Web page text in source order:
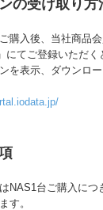
の受け取り方
購入後、当社商品
にてご登録いただ
を表示、ダウンロ
NAS1台ご購入につ
す。